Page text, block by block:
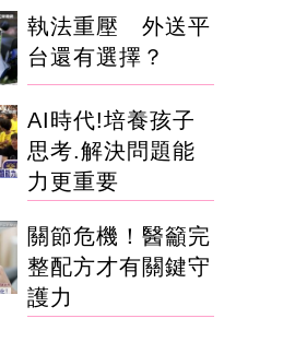
執法重壓 外送平
台還有選擇？
AI時代!培養孩子
思考.解決問題能
力更重要
關節危機！醫籲完
整配方才有關鍵守
護力